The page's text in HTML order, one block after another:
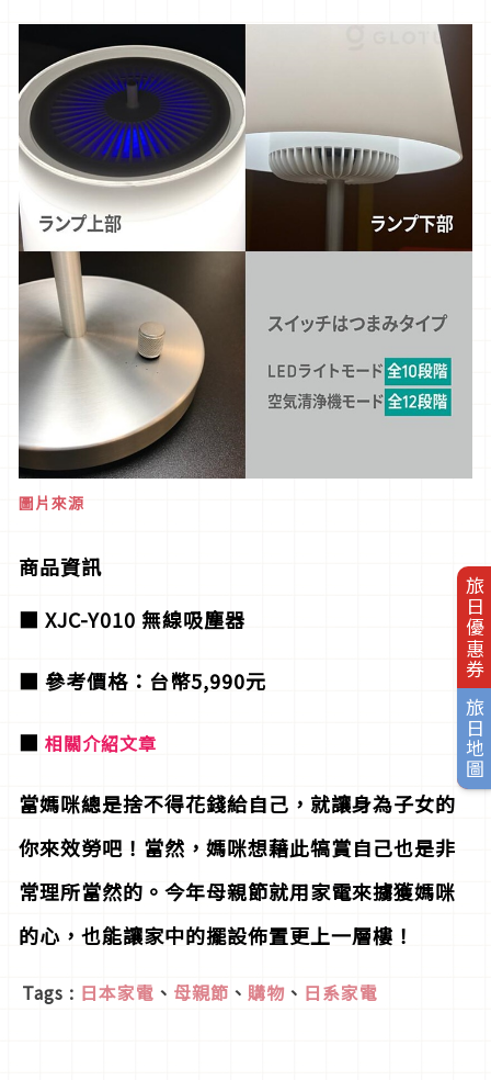
旅日優惠券
旅日地圖
圖片來源
商品資訊
■ XJC-Y010 無線吸塵器
■ 參考價格：台幣5,990元
■ 相關介紹文章
當媽咪總是捨不得花錢給自己，就讓身為子女的
你來效勞吧！當然，媽咪想藉此犒賞自己也是非
常理所當然的。今年母親節就用家電來擄獲媽咪
的心，也能讓家中的擺設佈置更上一層樓！
Tags : 日本家電 、 母親節 、 購物 、 日系家電